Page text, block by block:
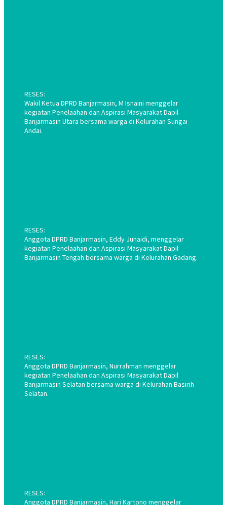
RESES:
Wakil Ketua DPRD Banjarmasin, M Isnaini menggelar
kegiatan Penelaahan dan Aspirasi Masyarakat Dapil
Banjarmasin Utara bersama warga di Kelurahan Sungai
Andai.
RESES:
Anggota DPRD Banjarmasin, Eddy Junaidi, menggelar
kegiatan Penelaahan dan Aspirasi Masyarakat Dapil
Banjarmasin Tengah bersama warga di Kelurahan Gadang.
RESES:
Anggota DPRD Banjarmasin, Nurrahman menggelar
kegiatan Penelaahan dan Aspirasi Masyarakat Dapil
Banjarmasin Selatan bersama warga di Kelurahan Basirih
Selatan.
RESES:
Anggota DPRD Banjarmasin, Hari Kartono menggelar